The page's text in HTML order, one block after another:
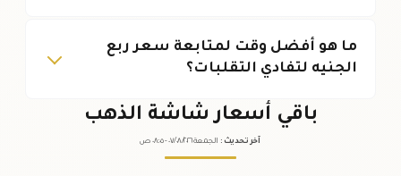
ما هو أفضل وقت لمتابعة سعر ربع
الجنيه لتفادي التقلبات؟
باقي أسعار شاشة الذهب
آخر تحديث : الجمعة ٠٧ /٠٨/٢٠٢٦ - ٠٨:٠٥ ص